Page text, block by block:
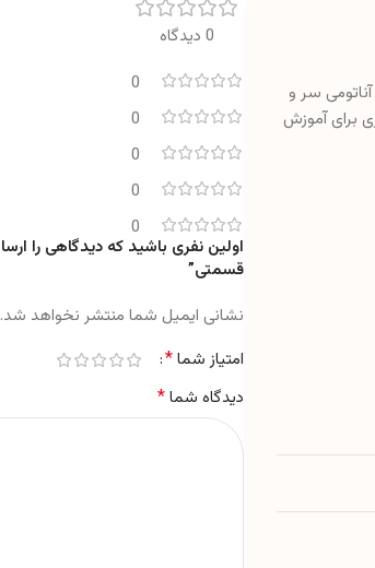
سر و
برای آموزش
0 دیدگاه
0
0
0
0
0
قسمتی”
نشانی ایمیل شما منتشر نخواهد شد.
امتیاز شما*
دیدگاه شما*